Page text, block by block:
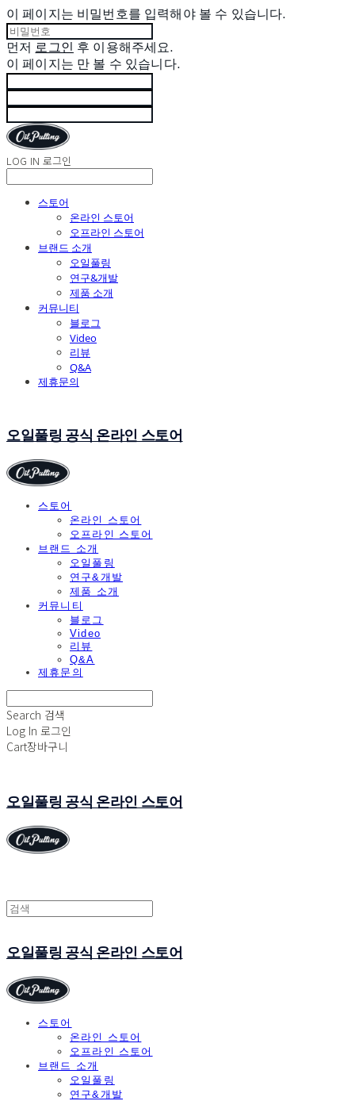
이 페이지는 비밀번호를 입력해야 볼 수 있습니다.
먼저 로그인 후 이용해주세요.
이 페이지는 만 볼 수 있습니다.
LOG IN 로그인
스토어
온라인 스토어
오프라인 스토어
브랜드 소개
오일풀링
연구&개발
제품 소개
커뮤니티
블로그
Video
리뷰
Q&A
제휴문의
오일풀링 공식 온라인 스토어
스토어
온라인 스토어
오프라인 스토어
브랜드 소개
오일풀링
연구&개발
제품 소개
커뮤니티
블로그
Video
리뷰
Q&A
제휴문의
Search 검색
Log In 로그인
Cart장바구니
오일풀링 공식 온라인 스토어
오일풀링 공식 온라인 스토어
스토어
온라인 스토어
오프라인 스토어
브랜드 소개
오일풀링
연구&개발